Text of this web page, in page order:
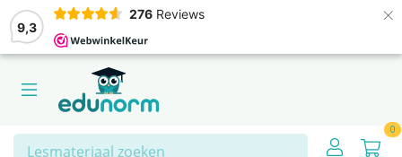
9,3
276 Reviews ×
Zoeken 0